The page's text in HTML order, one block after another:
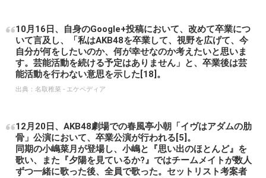
10月16日、自身のGoogle+投稿において、改めて卒業につ
いて言及し、「私はAKB48を卒業して、視野を広げて、今
自分が何をしたいのか、何が幸せなのか考えたいと思いま
す。芸能活動を続ける予定はありません」と、卒業後は芸
能活動を行わない意思を示した[18]。
出典： 名取稚菜 - エケペディア
12月20日、AKB48劇場での春風亭小朝「イヴはアダムの肋
骨」公演において、卒業公演が行われる[5]。
同期の小嶋菜月が登場し、小嶋と『思い出のほとんど』を
歌い、また『夕陽を見ているか?』ではチームメイトが数人
ずつ一緒に歌った後、全員で歌った。セットリスト考案者